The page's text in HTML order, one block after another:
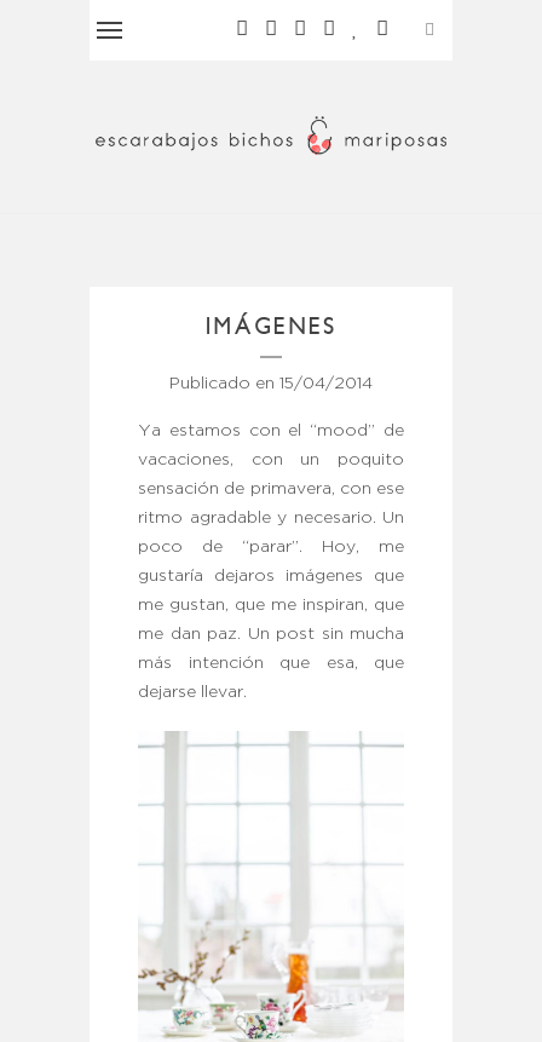
IMÁGENES
Publicado en 15/04/2014
Ya estamos con el “mood” de
vacaciones, con un poquito
sensación de primavera, con ese
ritmo agradable y necesario. Un
poco de “parar”. Hoy, me
gustaría dejaros imágenes que
me gustan, que me inspiran, que
me dan paz. Un post sin mucha
más intención que esa, que
dejarse llevar.